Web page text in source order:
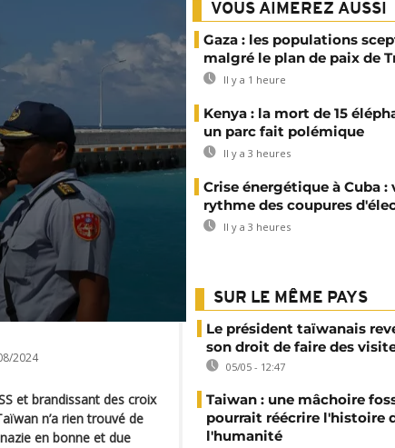
2024
et brandissant des croix
n’a rien trouvé de
en bonne et due
VOUS AIMEREZ AUSSI
Gaza : les populations
malgré le plan de paix de
Il y a 1 heure
Kenya : la mort de 15
un parc fait polémique
Il y a 3 heures
Crise énergétique à Cuba :
rythme des coupures
Il y a 3 heures
SUR LE MÊME PAYS
Le président taïwanais
son droit de faire des
05/05 - 12:47
Taiwan : une mâchoire
pourrait réécrire l'histoire
l'humanité